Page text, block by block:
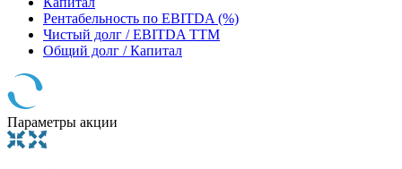
Рентабельность по EBITDA (%)
Чистый долг / EBITDA TTM
Общий долг / Капитал
Параметры акции